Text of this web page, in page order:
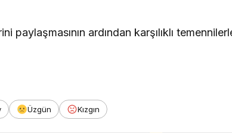
paylaşmasının ardından karşılıklı
Üzgün Kızgın